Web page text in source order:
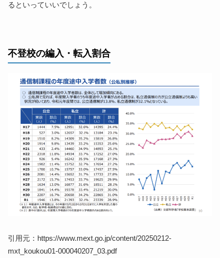
るといっていいでしょう。
不登校の編入・転入割合
引用元：https://www.mext.go.jp/content/20250212-
mxt_koukou01-000040207_03.pdf